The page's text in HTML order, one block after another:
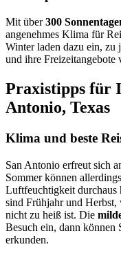
Mit über300
angenehmes Klima für
Winter laden dazu ein, zu
und ihre Freizeitangebote
Praxistipps für
Antonio, Texas
Klima und beste
San Antonio erfreut sich
Sommer können
Luftfeuchtigkeit durchaus
sind Frühjahr und Herbst,
nicht zu heiß ist. Die
Besuch ein, dann können
erkunden.